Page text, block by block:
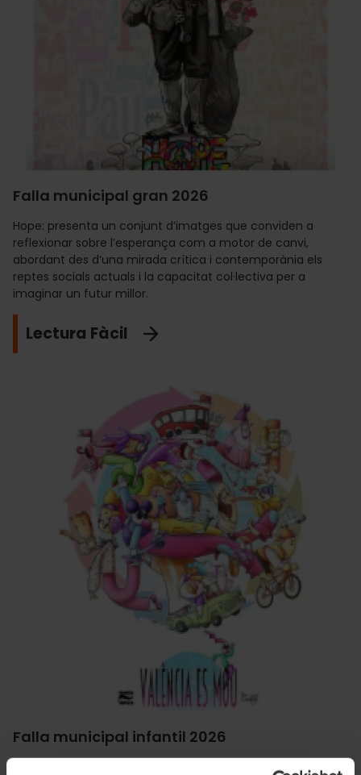
Falla municipal gran 2026
Hope: presenta un conjunt d’imatges que conviden a
reflexionar sobre l’esperança com a motor de canvi,
abordant des d’una mirada crítica i contemporània els
reptes socials actuals i la capacitat col·lectiva per a
imaginar un futur millor.
Lectura Fàcil
Falla municipal infantil 2026
València es mou: presenta un conjunt d’escenes que giren